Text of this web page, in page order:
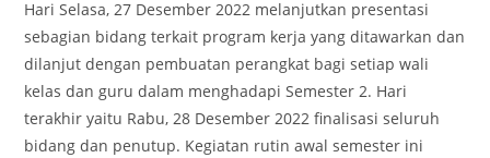
Hari Selasa, 27 Desember 2022 melanjutkan presentasi
sebagian bidang terkait program kerja yang ditawarkan dan
dilanjut dengan pembuatan perangkat bagi setiap wali
kelas dan guru dalam menghadapi Semester 2. Hari
terakhir yaitu Rabu, 28 Desember 2022 finalisasi seluruh
bidang dan penutup. Kegiatan rutin awal semester ini